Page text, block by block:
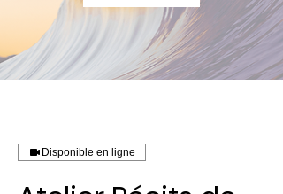
Disponible en ligne